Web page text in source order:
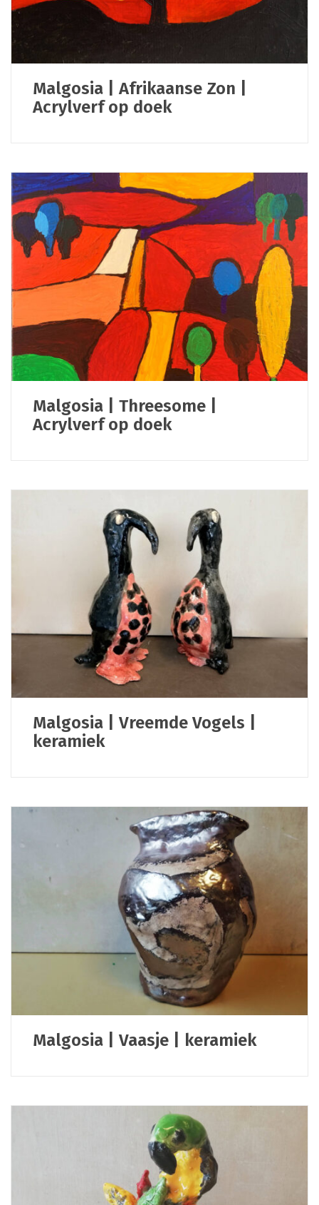
Malgosia | Afrikaanse Zon |
Acrylverf op doek
Malgosia | Threesome |
Acrylverf op doek
Malgosia | Vreemde Vogels |
keramiek
Malgosia | Vaasje | keramiek